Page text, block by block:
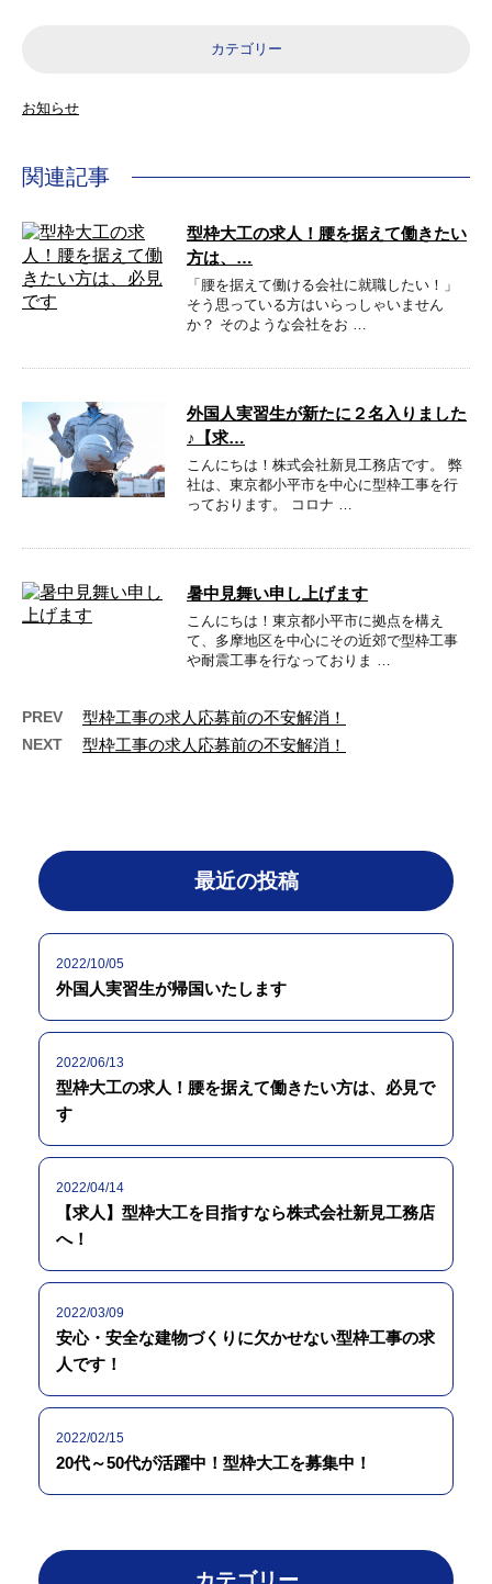
カテゴリー
お知らせ
関連記事
型枠大工の求人！腰を据えて働きたい
方は、…
「腰を据えて働ける会社に就職したい！」
そう思っている方はいらっしゃいません
か？ そのような会社をお …
外国人実習生が新たに２名入りました
♪【求…
こんにちは！株式会社新見工務店です。 弊
社は、東京都小平市を中心に型枠工事を行
っております。 コロナ …
暑中見舞い申し上げます
こんにちは！東京都小平市に拠点を構え
て、多摩地区を中心にその近郊で型枠工事
や耐震工事を行なっておりま …
PREV 型枠工事の求人応募前の不安解消！
NEXT 型枠工事の求人応募前の不安解消！
最近の投稿
2022/10/05
外国人実習生が帰国いたします
2022/06/13
型枠大工の求人！腰を据えて働きたい方は、必見で
す
2022/04/14
【求人】型枠大工を目指すなら株式会社新見工務店
へ！
2022/03/09
安心・安全な建物づくりに欠かせない型枠工事の求
人です！
2022/02/15
20代～50代が活躍中！型枠大工を募集中！